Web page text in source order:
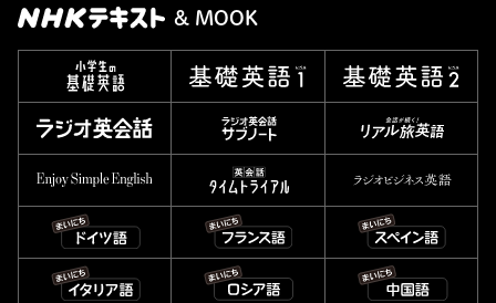
& MOOK